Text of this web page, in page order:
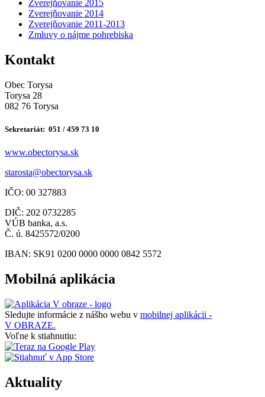
Zverejňovanie 2015
Zverejňovanie 2014
Zverejňovanie 2011-2013
Zmluvy o nájme pohrebiska
Kontakt
Obec Torysa
Torysa 28
082 76 Torysa
Sekretariát: 051 / 459 73 10
www.obectorysa.sk
starosta@obectorysa.sk
IČO: 00 327883
DIČ: 202 0732285
VÚB banka, a.s.
Č. ú. 8425572/0200
IBAN: SK91 0200 0000 0000 0842 5572
Mobilná aplikácia
Sledujte informácie z nášho webu v mobilnej aplikácii -
V OBRAZE.
Voľne k stiahnutiu:
Aktuality